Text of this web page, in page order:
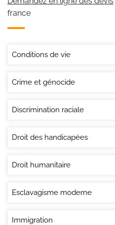
france
Conditions de vie
Crime et génocide
Discrimination raciale
Droit des handicapées
Droit humanitaire
Esclavagisme moderne
Immigration